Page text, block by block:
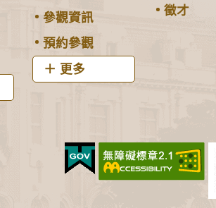
參觀資訊
預約參觀
更多
徵才